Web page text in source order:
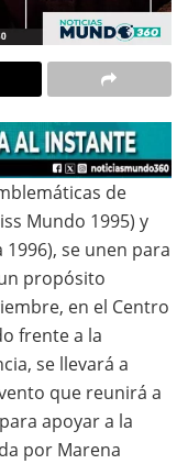
de
Mundo 1995) y
1996), se unen para
propósito
en el Centro
frente a la
se llevará a
que reunirá a
apoyar a la
por Marena